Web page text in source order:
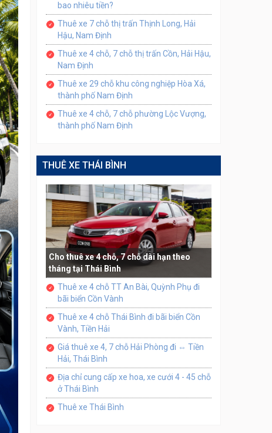
bao nhiêu tiền?
Thuê xe 7 chỗ thị trấn Thịnh Long, Hải
Hậu, Nam Định
Thuê xe 4 chỗ, 7 chỗ thị trấn Cồn, Hải Hậu,
Nam Định
Thuê xe 29 chỗ khu công nghiệp Hòa Xá,
thành phố Nam Định
Thuê xe 4 chỗ, 7 chỗ phường Lộc Vượng,
thành phố Nam Định
THUÊ XE THÁI BÌNH
Cho thuê xe 4 chỗ, 7 chỗ dài hạn theo
tháng tại Thái Bình
Thuê xe 4 chỗ TT An Bài, Quỳnh Phụ đi
bãi biển Cồn Vành
Thuê xe 4 chỗ Thái Bình đi bãi biển Cồn
Vành, Tiền Hải
Giá thuê xe 4, 7 chỗ Hải Phòng đi ⇔ Tiền
Hải, Thái Bình
Địa chỉ cung cấp xe hoa, xe cưới 4 - 45 chỗ
ở Thái Bình
Thuê xe Thái Bình